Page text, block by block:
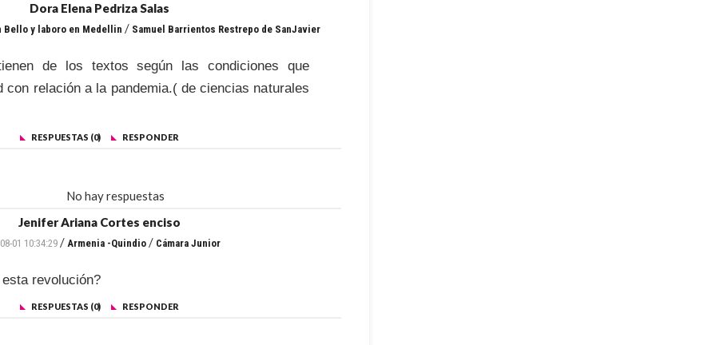
Dora Elena Pedriza Salas
Bello y laboro en Medellin / Samuel Barrientos Restrepo de SanJavier
de los textos según las condiciones que
con relación a la pandemia.( de ciencias naturales
RESPUESTAS (0) RESPONDER
No hay respuestas
Jenifer Ariana Cortes enciso
01 10:34:29 / Armenia -Quindio / Cámara Junior
revolución?
RESPUESTAS (0) RESPONDER